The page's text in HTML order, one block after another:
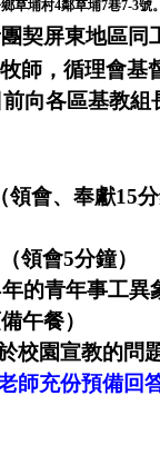
鄉草埔村4鄰草埔7巷7-3號
契屏東地區同
師，循理會基
向各區基教
領會、奉獻15
領會5分鐘）
的青年事工異
午餐）
校園宣教的問
師充份預備回